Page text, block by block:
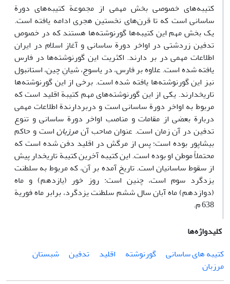
کتیبه‌های خصوصی بخش مهمی از مجموعة کتیبه‌های دورة
ساسانی است که تا قرن‌های نخستین هجری ادامه یافته ‌است.
یک بخش مهم این کتیبه‌ها گورنوشته‌ها هستند که در خصوص
تدفین زردشتی در اواخر دورة ساسانی و آغاز اسلام در ایران
اطلاعات مهمی در بر دارند. اکثریت این گورنوشته‌ها در فارس
یافته شده است. علاوه بر فارس، در یاسوج، شیانِ چین، استانبول
نیز این گورنوشته‌ها یافته شده است. برخی از این گورنوشته‌ها
تاریخدارند. یکی از این گورنوشته‌های مهم کتیبة اقلید است که
مربوط به اواخر دورة ساسانی است و دربردارندة اطلاعات مهمی
دربارة بعضی از مقامات و مناصب اواخر دورة ساسانی و تنوع
تدفین در آن زمان است. عنوان صاحب آنمرزباناست و حاکم
بیشاپور بوده است؛ پس از مرگش در اقلید دفن شده است که
محتملاً موطن او بوده است. این کتیبه آخرین کتیبة تاریخدار پیش
از سقوط ساسانیان است. تاریخ آمده بر آن، که مربوط به سلطنت
یزدگرد سوم است، چنین است: روز خور (یازدهم) و ماه
(دوازدهم) ماه آبان سال ششم سلطنت یزدگرد، برابر ماه فوریة
638 م.
کلیدواژه‌ها
کتیبه های ساسانی
گورنوشته اقلید تدفین
شبستان
مرزبان